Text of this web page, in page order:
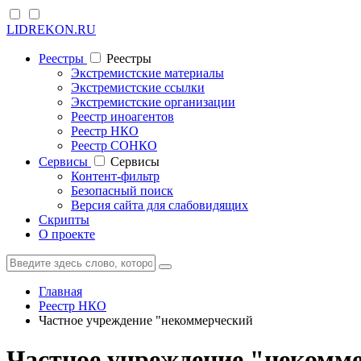
LIDREKON.RU
Реестры
Реестры
Экстремистские материалы
Экстремистские ссылки
Экстремистские организации
Реестр иноагентов
Реестр НКО
Реестр СОНКО
Cервисы
Cервисы
Контент-фильтр
Безопасный поиск
Версия сайта для слабовидящих
Скрипты
О проекте
Главная
Реестр НКО
Частное учреждение "некоммерческий